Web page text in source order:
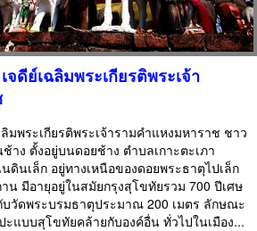
ดีย์เฉลิมพระเกียรติพระเจ้า
มพระเกียรติพระเจ้ารามคำแหงมหาราช ชาว
าง ตั้งอยู่บนดอยช้าง ตำบลเกาะตะเภา
ดินเล็ก อยู่ทางเหนือของดอยพระธาตุไปเล็ก
น มีอายุอยู่ในสมัยกรุงสุโขทัยรวม 700 ปีเศษ
บวัดพระบรมธาตุประมาณ 200 เมตร ลักษณะ
ะแบบสุโขทัยคล้ายกับองค์อื่น ทั่วไปในเมือง...